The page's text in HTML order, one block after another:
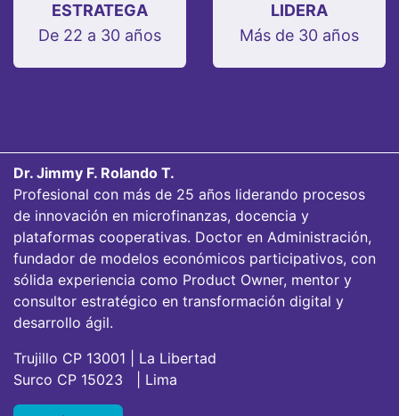
ESTRATEGA
De 22 a 30 años
LIDERA
Más de 30 años
Dr. Jimmy F. Rolando T.
Profesional con más de 25 años liderando procesos
de innovación en microfinanzas, docencia y
plataformas cooperativas. Doctor en Administración,
fundador de modelos económicos participativos, con
sólida experiencia como Product Owner, mentor y
consultor estratégico en transformación digital y
desarrollo ágil.
Trujillo CP 13001 | La Libertad
Surco CP 15023 | Lima